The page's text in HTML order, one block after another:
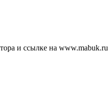
и ссылке на www.mabuk.ru